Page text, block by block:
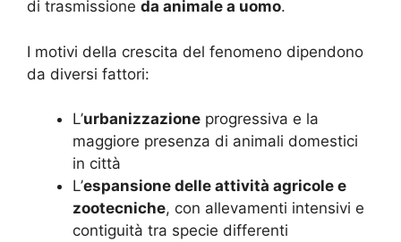
di trasmissione da animale a uomo.
I motivi della crescita del fenomeno dipendono
da diversi fattori:
L’urbanizzazione progressiva e la
maggiore presenza di animali domestici
in città
L’espansione delle attività agricole e
zootecniche, con allevamenti intensivi e
contiguità tra specie differenti